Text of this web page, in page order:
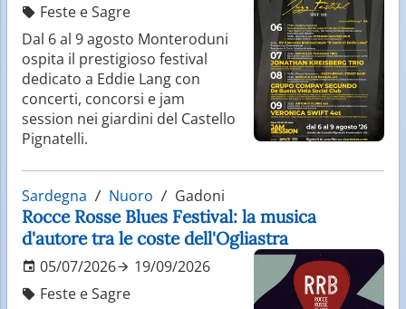
Feste e Sagre
Dal 6 al 9 agosto Monteroduni
ospita il prestigioso festival
dedicato a Eddie Lang con
concerti, concorsi e jam
session nei giardini del Castello
Pignatelli.
Sardegna Nuoro Gadoni
Rocce Rosse Blues Festival: la musica
d'autore tra le coste dell'Ogliastra
05/07/2026
19/09/2026
Feste e Sagre